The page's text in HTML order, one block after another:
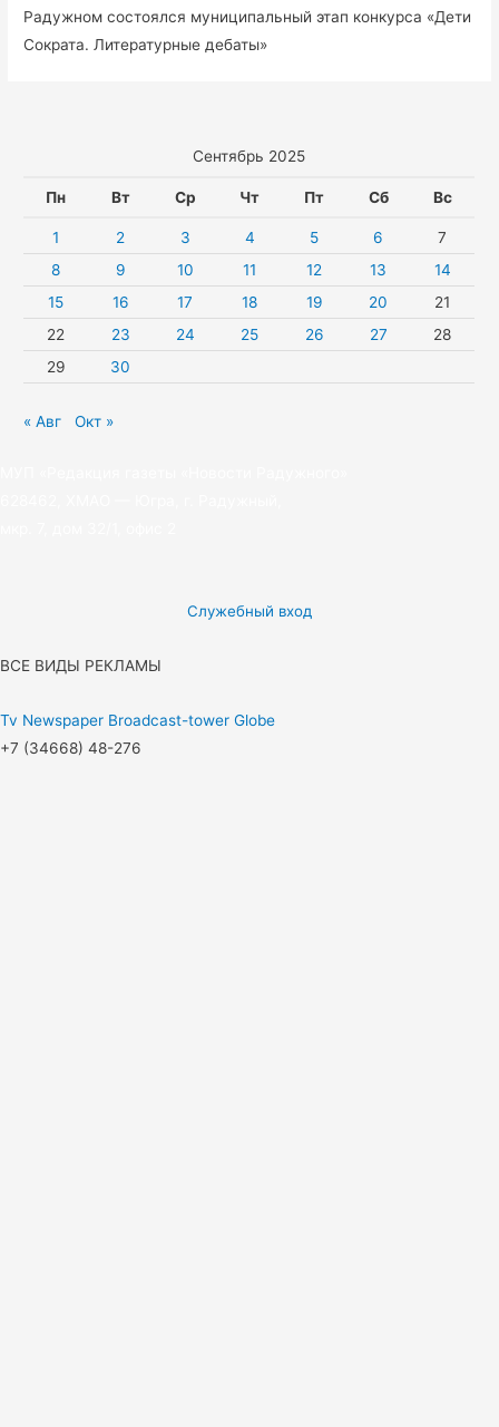
мер
социальной
семьям.
Радужном состоялся муниципальный этап конкурса «Дети
Сократа. Литературные дебаты»
Сентябрь 2025
Пн Вт Ср Чт Пт Сб Вс
1 2 3 4 5 6
7
8
9 10 11 12 13
14
15
16 17 18 19 20
21
22
23 24 25 26 27
28
29
30
« Авг Окт »
Служебный вход
ВСЕ ВИДЫ РЕКЛАМЫ
Tv Newspaper Broadcast-tower Globe
+7 (34668) 48-276